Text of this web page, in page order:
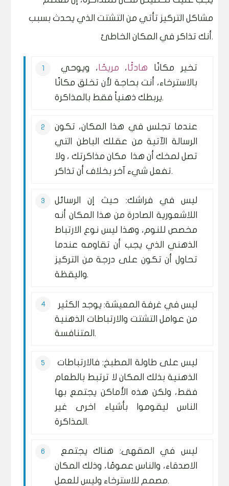
مشاكل التركيز تأتي من التشتت الذي يحدث بسبب
أنك تذاكر في المكان الخاطئ.
تخير مكانًا هادئًا، مريحًا، ويوحي
بالاسترخاء، أنت بحاجة لأن تخلق مكانًا
يربطك ذهنياً فقط بالمذاكرة.
عندما تجلس في هذا المكان، تكون
الرسالة الآتية من عقلك الباطن التي
تصل لمخك أن هذا مكان مذاكرتك ، ولا
تفعل شيء آخر بخلاف أن تذاكر.
ليس في فراشك: حيث إن الرسائل
اللاشعورية الصادرة من هذا المكان أنه
مخصص للنوم، وهذا ليس نوع الارتباط
الذهني الذي يجب أن تقاومه عندما
تحاول أن تكون على درجة من التركيز
واليقظة.
ليس في غرفة المعيشة: يوجد الكثير
من عوامل التشتت والارتباطات الذهنية
المتنافسة.
ليس على طاولة المطبخ: فالارتباطات
الذهنية بذلك المكان لا ترتبط بالطعام
فقط، ولكن هذه الأماكن يجتمع بها
الناس ليقوموا بأشياء اخرى غير
المذاكرة.
ليس في المقهى: هناك يجتمع
الاصدقاء، والناس عمومًا، وذلك المكان
مصمم للاسترخاء وليس للعمل.